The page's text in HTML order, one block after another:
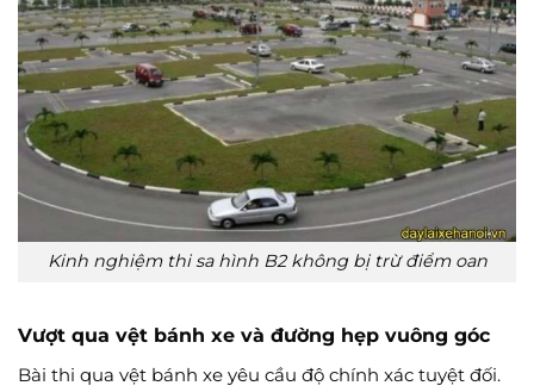
Kinh nghiệm thi sa hình B2 không bị trừ điểm oan
Vượt qua vệt bánh xe và đường hẹp vuông góc
Bài thi qua vệt bánh xe yêu cầu độ chính xác tuyệt đối.